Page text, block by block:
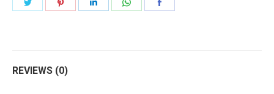
3.2
REVIEWS (0)